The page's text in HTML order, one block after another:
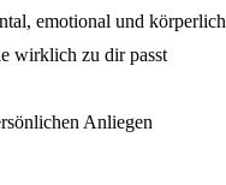
emotional und körperlich
wirklich zu dir passt
Anliegen